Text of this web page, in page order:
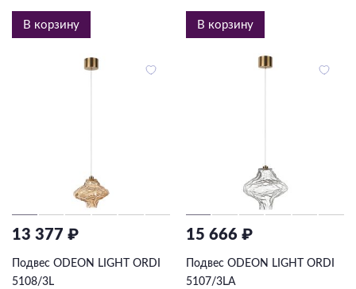
В корзину В корзину
13 377 ₽
Подвес ODEON LIGHT ORDI
5108/3L
15 666 ₽
Подвес ODEON LIGHT ORDI
5107/3LA